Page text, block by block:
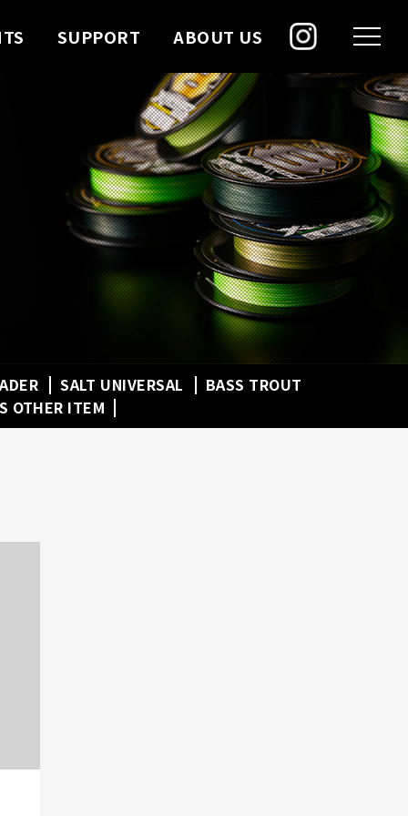
SUPPORT ABOUT US
SALT UNIVERSAL
BASS TROUT
OTHER ITEM